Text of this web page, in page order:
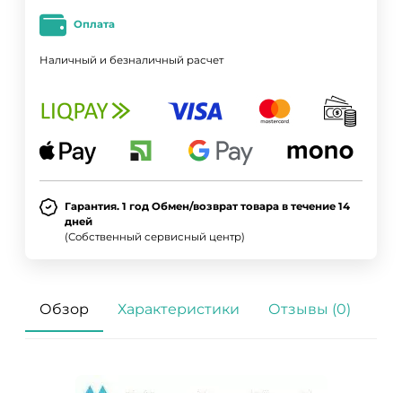
Оплата
Наличный и безналичный расчет
Гарантия. 1 год Обмен/возврат товара в течение 14
дней
(Собственный сервисный центр)
Обзор Характеристики Отзывы (0)